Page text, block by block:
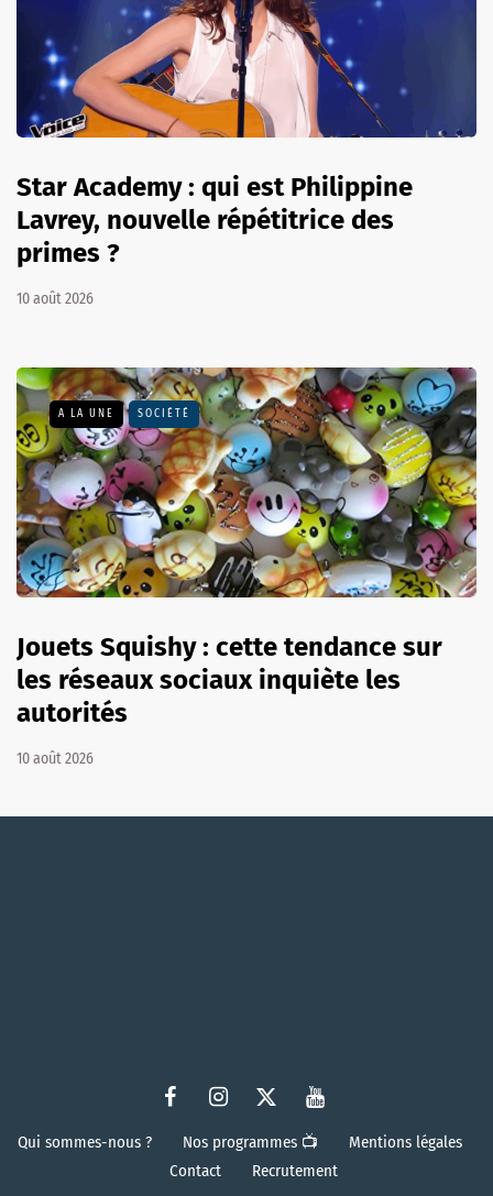
Star Academy : qui est Philippine
Lavrey, nouvelle répétitrice des
primes ?
10 août 2026
A LA UNE SOCIÉTÉ
Jouets Squishy : cette tendance sur
les réseaux sociaux inquiète les
autorités
10 août 2026
Qui sommes-nous ? Nos programmes 📺
Mentions légales
Contact
Recrutement